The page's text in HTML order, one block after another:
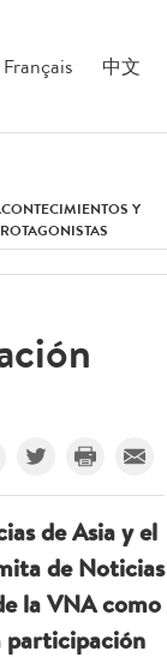
Français 中文
Y
de Asia y el
de Noticias
la VNA como
participación